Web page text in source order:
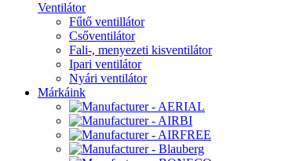
Ventilátor
Fűtő ventillátor
Csőventilátor
Fali-, menyezeti kisventilátor
Ipari ventilátor
Nyári ventilátor
Márkáink